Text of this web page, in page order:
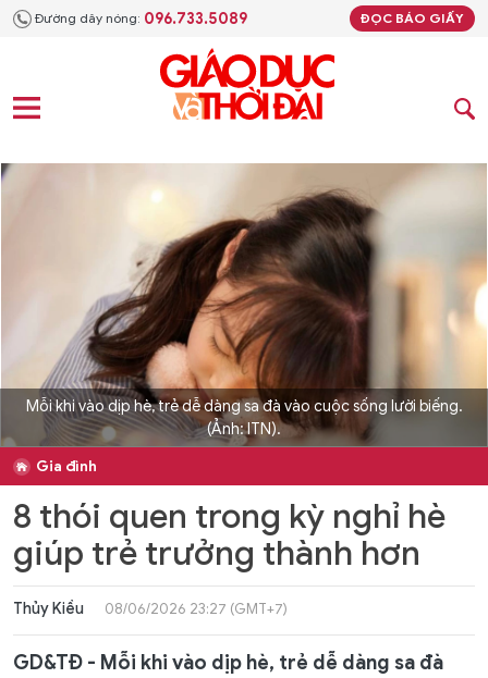
Đường dây nóng: 096.733.5089 ĐỌC BÁO GIẤY
Mỗi khi vào dịp hè, trẻ dễ dàng sa đà vào cuộc sống lười biếng.
(Ảnh: ITN).
Gia đình
8 thói quen trong kỳ nghỉ hè
giúp trẻ trưởng thành hơn
Thủy Kiều 08/06/2026 23:27 (GMT+7)
GD&TĐ - Mỗi khi vào dịp hè, trẻ dễ dàng sa đà